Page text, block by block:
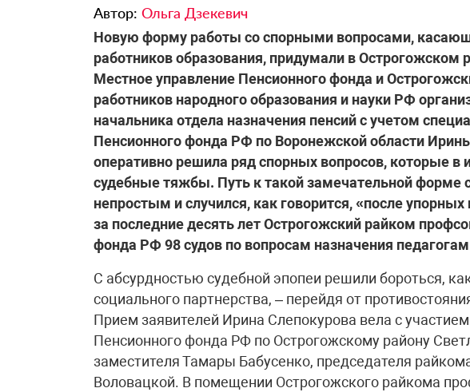
Автор: Ольга Дзекевич
​Новую форму работы со спорными вопросами,
работников образования, придумали в Острогожском
Местное управление Пенсионного фонда и
работников народного образования и науки РФ
начальника отдела назначения пенсий с учетом
Пенсионного фонда РФ по Воронежской области
оперативно решила ряд спорных вопросов, которые в
судебные тяжбы. Путь к такой замечательной форме
непростым и случился, как говорится, «после
за последние десять лет Острогожский райком
фонда РФ 98 судов по вопросам назначения
С абсурдностью судебной эпопеи решили бороться,
социального партнерства, – перейдя от
Прием заявителей Ирина Слепокурова вела с
Пенсионного фонда РФ по Острогожскому району
заместителя Тамары Бабусенко, председателя
Воловацкой. В помещении Острогожского райкома